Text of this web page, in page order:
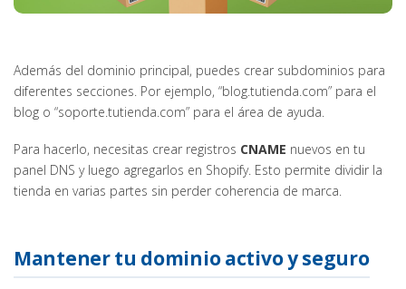
Además del dominio principal, puedes crear subdominios para
diferentes secciones. Por ejemplo, “blog.tutienda.com” para el
blog o “soporte.tutienda.com” para el área de ayuda.
Para hacerlo, necesitas crear registros CNAME nuevos en tu
panel DNS y luego agregarlos en Shopify. Esto permite dividir la
tienda en varias partes sin perder coherencia de marca.
Mantener tu dominio activo y seguro